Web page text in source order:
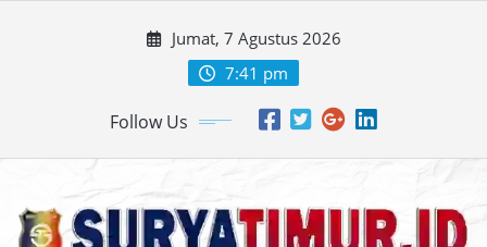
Jumat, 7 Agustus 2026
7:41 pm
Follow Us